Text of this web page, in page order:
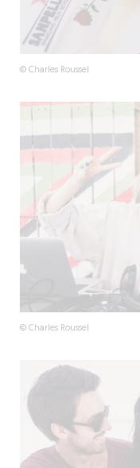
© Charles Roussel
© Charles Roussel